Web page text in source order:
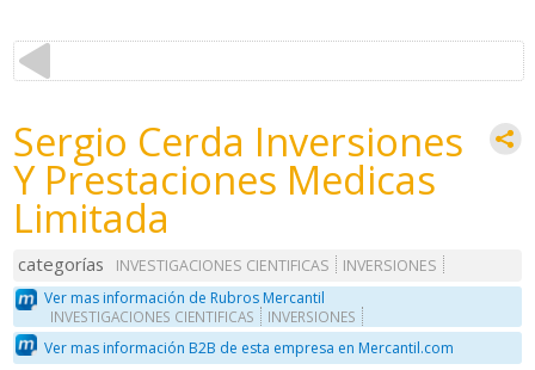
Sergio Cerda Inversiones
Y Prestaciones Medicas
Limitada
categorías INVESTIGACIONES CIENTIFICAS
INVERSIONES
Ver mas información de Rubros Mercantil
INVESTIGACIONES CIENTIFICAS INVERSIONES
Ver mas información B2B de esta empresa en Mercantil.com